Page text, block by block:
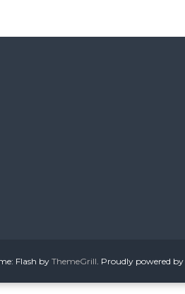
Flash by ThemeGrill . Proudly powered by